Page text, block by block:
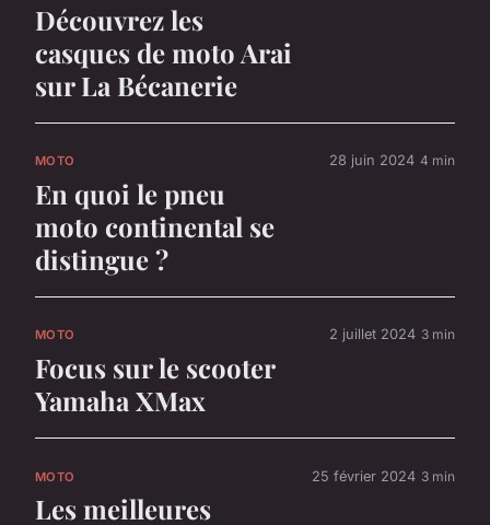
Découvrez les
casques de moto Arai
sur La Bécanerie
MOTO
En quoi le pneu
moto continental se
distingue ?
28 juin 2024 4 min
MOTO
Focus sur le scooter
Yamaha XMax
2 juillet 2024 3 min
MOTO
Les meilleures
25 février 2024 3 min